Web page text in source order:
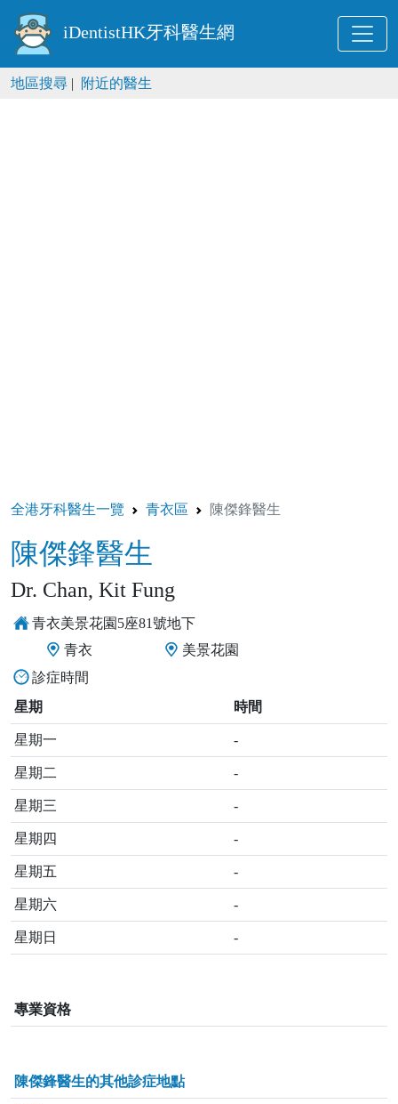
iDentistHK牙科醫生網
地區搜尋 | 附近的醫生
全港牙科醫生一覽 青衣區 陳傑鋒醫生
陳傑鋒醫生
Dr. Chan, Kit Fung
青衣美景花園5座81號地下
青衣
美景花園
診症時間
星期
時間
星期一 -
星期二 -
星期三 -
星期四 -
星期五 -
星期六 -
星期日 -
專業資格
陳傑鋒醫生的其他診症地點